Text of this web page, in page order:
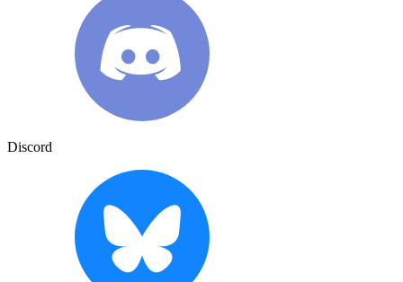
Discord